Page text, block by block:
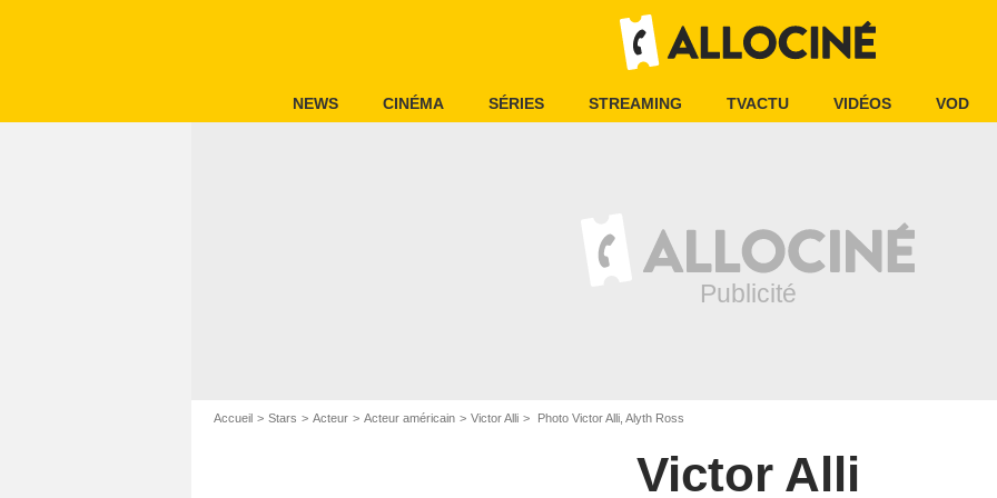
NEWS CINÉMA SÉRIES STREAMING TVACTU VIDÉOS VOD
Accueil Stars Acteur Acteur américain Victor Alli Photo Victor Alli, Alyth Ross
Victor Alli